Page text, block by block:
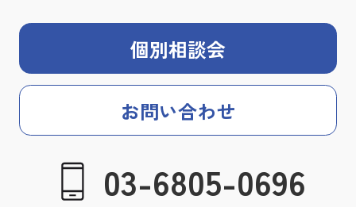
個別相談会
お問い合わせ
03-6805-0696